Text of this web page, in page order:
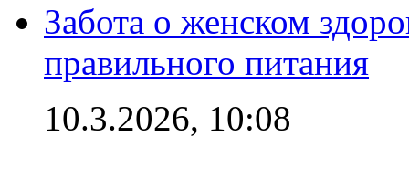
Забота о женском
правильного питания
10.3.2026, 10:08